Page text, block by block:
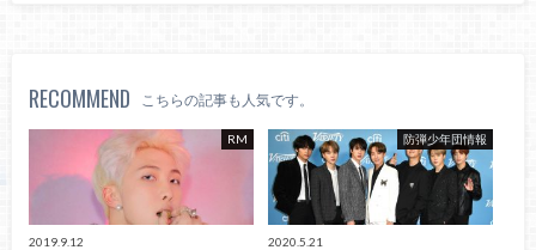
RECOMMEND こちらの記事も人気です。
RM
2019.9.12
防弾少年団情報
2020.5.21